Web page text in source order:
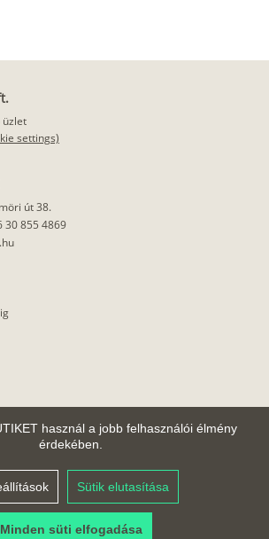
használ a jobb felhasználói élmény
érdekében.
Sütik elutasítása
Minden süti elfogadása
üzlet
settings)
út 38.
30 855 4869